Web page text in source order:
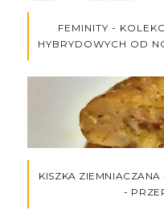
FEMINITY -
HYBRYDOWYCH OD
KISZKA
-